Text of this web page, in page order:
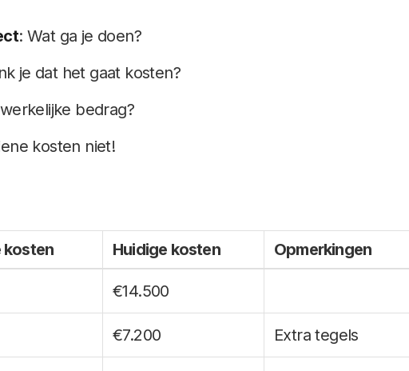
: Wat ga je doen?
je dat het gaat kosten?
bedrag?
kosten niet!
kosten Huidige kosten Opmerkingen
€14.500
€7.200 Extra tegels